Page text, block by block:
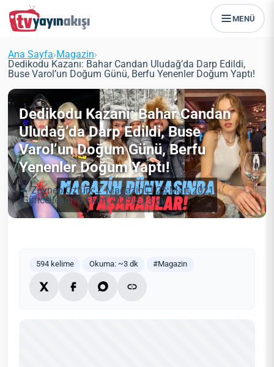
MENÜ
Ana Sayfa›Magazin›
Dedikodu Kazanı: Bahar Candan Uludağ’da Darp Edildi,
Buse Varol’un Doğum Günü, Berfu Yenenler Doğum Yaptı!
Dedikodu Kazanı: Bahar Candan
Uludağ’da Darp Edildi, Buse
Varol’un Doğum Günü, Berfu
Yenenler Doğum Yaptı!
Zeynep Öztürk Magazin
25 Mart 2021
(Güncellendi: 3 Ekim 2025)
3 dk
594 kelime Okuma: ~3 dk #Magazin